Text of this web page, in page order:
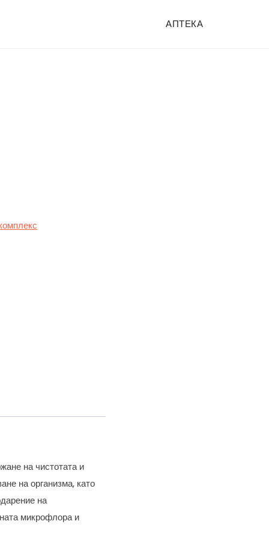
АПТЕКА
на чистотата и
на организма, като
на
микрофлора и